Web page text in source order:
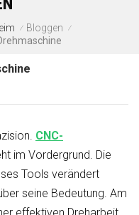
/ Bloggen /
CNC-
im Vordergrund. Die
Tools verändert
seine Bedeutung. Am